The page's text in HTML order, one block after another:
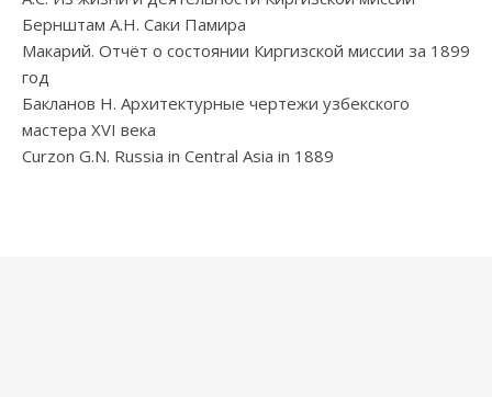
Бернштам А.Н. Саки Памира
Макарий. Отчёт о состоянии Киргизской миссии за 1899
год
Бакланов Н. Архитектурные чертежи узбекского
мастера XVI века
Curzon G.N. Russia in Central Asia in 1889